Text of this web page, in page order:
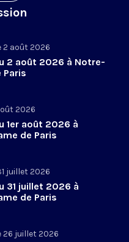
2 août 2026
2 août 2026 à Notre-
Paris
2026
1er août 2026 à
de Paris
juillet 2026
31 juillet 2026 à
de Paris
26 juillet 2026